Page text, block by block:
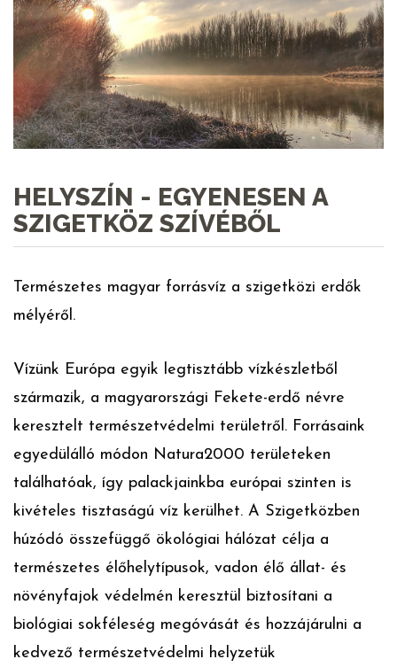
HELYSZÍN - EGYENESEN A
SZIGETKÖZ SZÍVÉBŐL
Természetes magyar forrásvíz a szigetközi erdők
mélyéről.
Vízünk Európa egyik legtisztább vízkészletből
származik, a magyarországi Fekete-erdő névre
keresztelt természetvédelmi területről. Forrásaink
egyedülálló módon Natura2000 területeken
találhatóak, így palackjainkba európai szinten is
kivételes tisztaságú víz kerülhet. A Szigetközben
húzódó összefüggő ökológiai hálózat célja a
természetes élőhelytípusok, vadon élő állat- és
növényfajok védelmén keresztül biztosítani a
biológiai sokféleség megóvását és hozzájárulni a
kedvező természetvédelmi helyzetük